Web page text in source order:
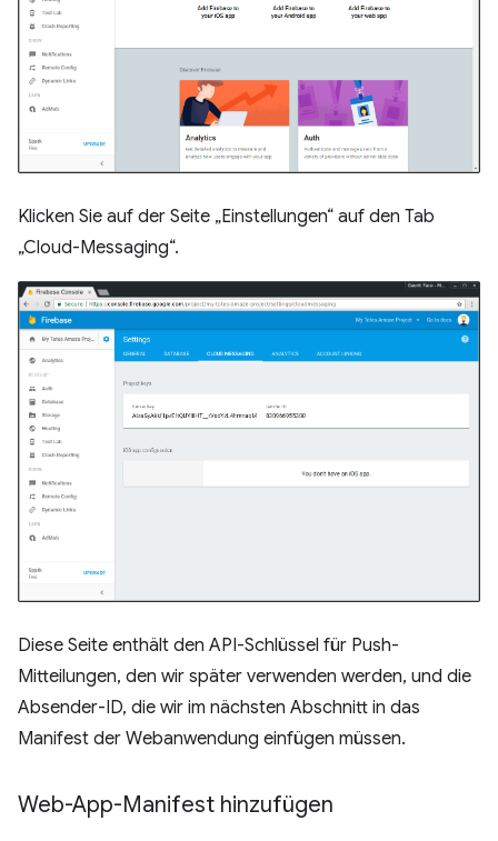
Klicken Sie auf der Seite „Einstellungen“ auf den Tab
„Cloud-Messaging“.
Diese Seite enthält den API-Schlüssel für Push-
Mitteilungen, den wir später verwenden werden, und die
Absender-ID, die wir im nächsten Abschnitt in das
Manifest der Webanwendung einfügen müssen.
Web-App-Manifest hinzufügen